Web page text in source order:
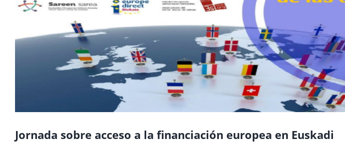
Jornada sobre acceso a la financiación europea en Euskadi